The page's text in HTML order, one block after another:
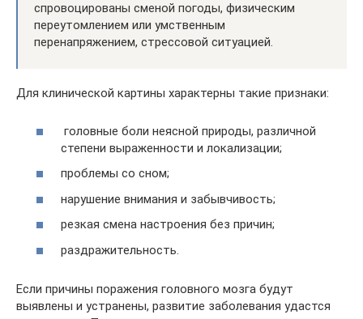
спровоцированы сменой погоды, физическим
переутомлением или умственным
перенапряжением, стрессовой ситуацией.
Для клинической картины характерны такие признаки:
головные боли неясной природы, различной
степени выраженности и локализации;
проблемы со сном;
нарушение внимания и забывчивость;
резкая смена настроения без причин;
раздражительность.
Если причины поражения головного мозга будут
выявлены и устранены, развитие заболевания удастся